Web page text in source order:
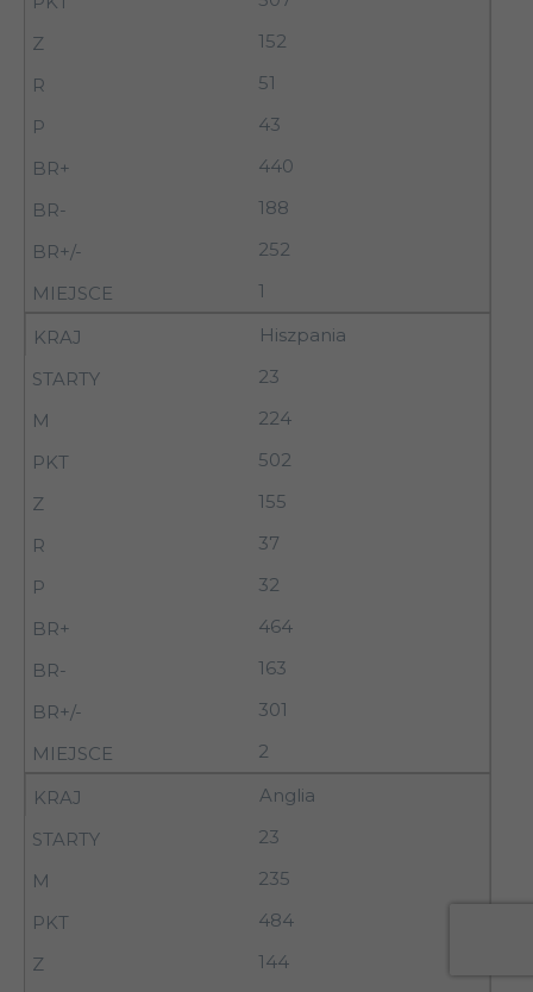
152
51
43
440
188
252
1
Hiszpania
23
224
502
155
37
32
464
163
301
2
Anglia
23
235
484
144